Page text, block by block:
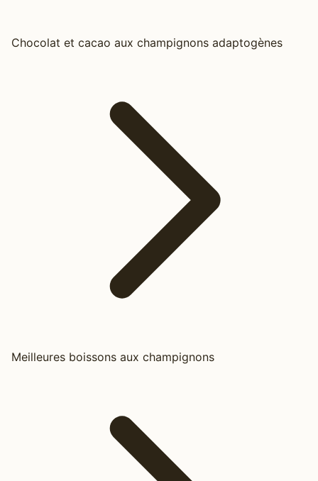
Chocolat et cacao aux champignons adaptogènes
Meilleures boissons aux champignons